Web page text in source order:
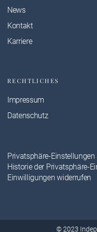
News
Kontakt
Karriere
RECHTLICHES
Impressum
Datenschutz
Privatsphäre-Einstellungen
Historie der Privatsphäre-
Einwilligungen widerrufen
© 2023